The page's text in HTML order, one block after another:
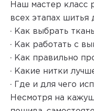
Наш мастер класс
всех этапах шитья
· Как выбрать
· Как работать с
· Как правильно
· Какие нитки
· Где и для чего
Несмотря на